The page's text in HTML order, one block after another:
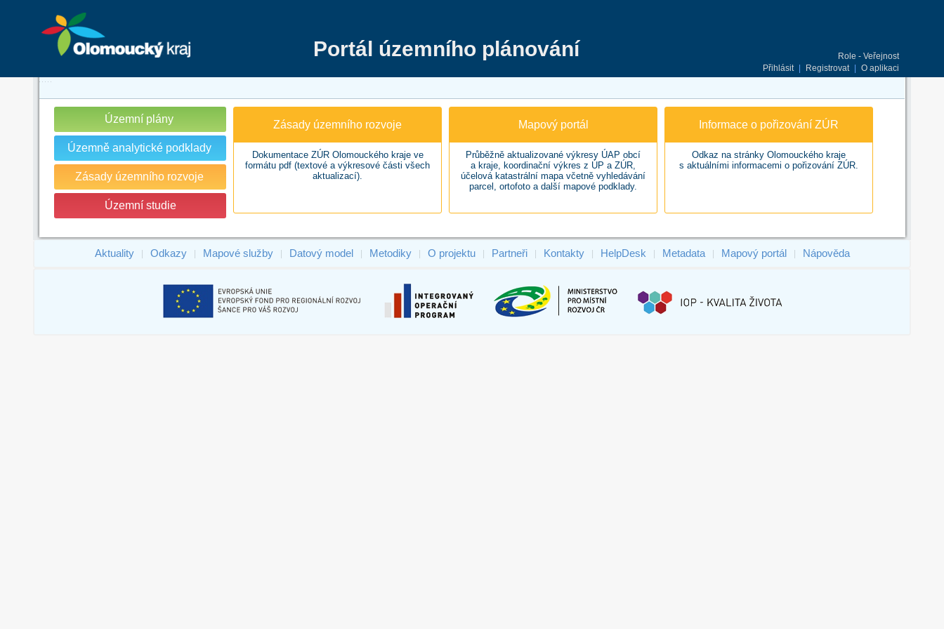
Portál územního plánování
Role - Veřejnost
Přihlásit
Registrovat O aplikaci
Územní plány
Územně analytické podklady
Zásady územního rozvoje
Územní studie
Zásady územního rozvoje
Dokumentace ZÚR Olomouckého kraje ve
formátu pdf (textové a výkresové části všech
aktualizací).
Mapový portál
Průběžně aktualizované výkresy ÚAP obcí
a kraje, koordinační výkres z ÚP a ZÚR,
účelová katastrální mapa včetně vyhledávání
parcel, ortofoto a další mapové podklady.
Informace o pořizování ZÚR
Odkaz na stránky Olomouckého kraje
s aktuálními informacemi o pořizování ZÚR.
Aktuality Odkazy Mapové služby Datový model Metodiky O projektu Partneři Kontakty HelpDesk Metadata Mapový portál Nápověda